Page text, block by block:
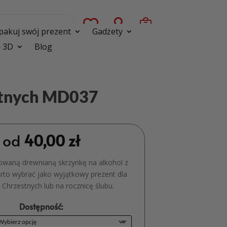
  
swój prezent
Gadżety
3D Blog
MD037
od 40,00zł
drewnianą skrzynkę na alkohol z
wybrać jako wyjątkowy prezent dla
lub na rocznicę ślubu.
Dostępność: